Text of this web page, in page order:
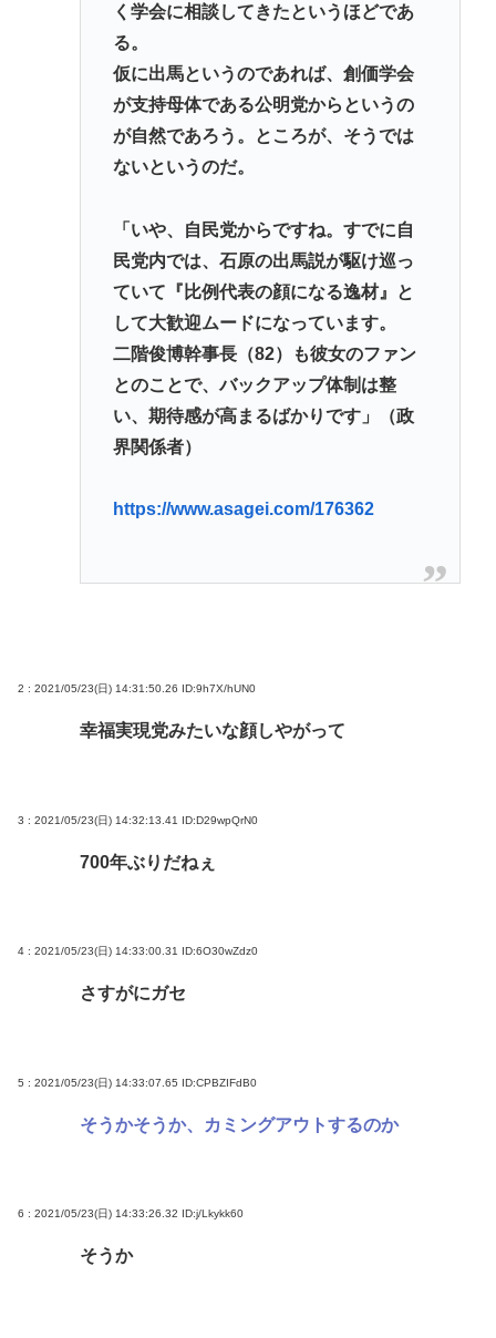
軍事アナリスト「ウクライナに残されている時間は
少ない。民間施設テロではなくプランBやプランCを
発動すべき」
Powered by livedoor 相互RSS
く学会に相談してきたというほどであ
る。
仮に出馬というのであれば、創価学会
が支持母体である公明党からというの
が自然であろう。ところが、そうでは
ないというのだ。
「いや、自民党からですね。すでに自
民党内では、石原の出馬説が駆け巡っ
ていて『比例代表の顔になる逸材』と
して大歓迎ムードになっています。
二階俊博幹事長（82）も彼女のファン
とのことで、バックアップ体制は整
い、期待感が高まるばかりです」（政
界関係者）
https://www.asagei.com/176362
2 : 2021/05/23(日) 14:31:50.26 ID:9h7X/hUN0
幸福実現党みたいな顔しやがって
3 : 2021/05/23(日) 14:32:13.41 ID:D29wpQrN0
700年ぶりだねぇ
4 : 2021/05/23(日) 14:33:00.31 ID:6O30wZdz0
さすがにガセ
5 : 2021/05/23(日) 14:33:07.65 ID:CPBZIFdB0
そうかそうか、カミングアウトするのか
6 : 2021/05/23(日) 14:33:26.32 ID:j/Lkykk60
そうか